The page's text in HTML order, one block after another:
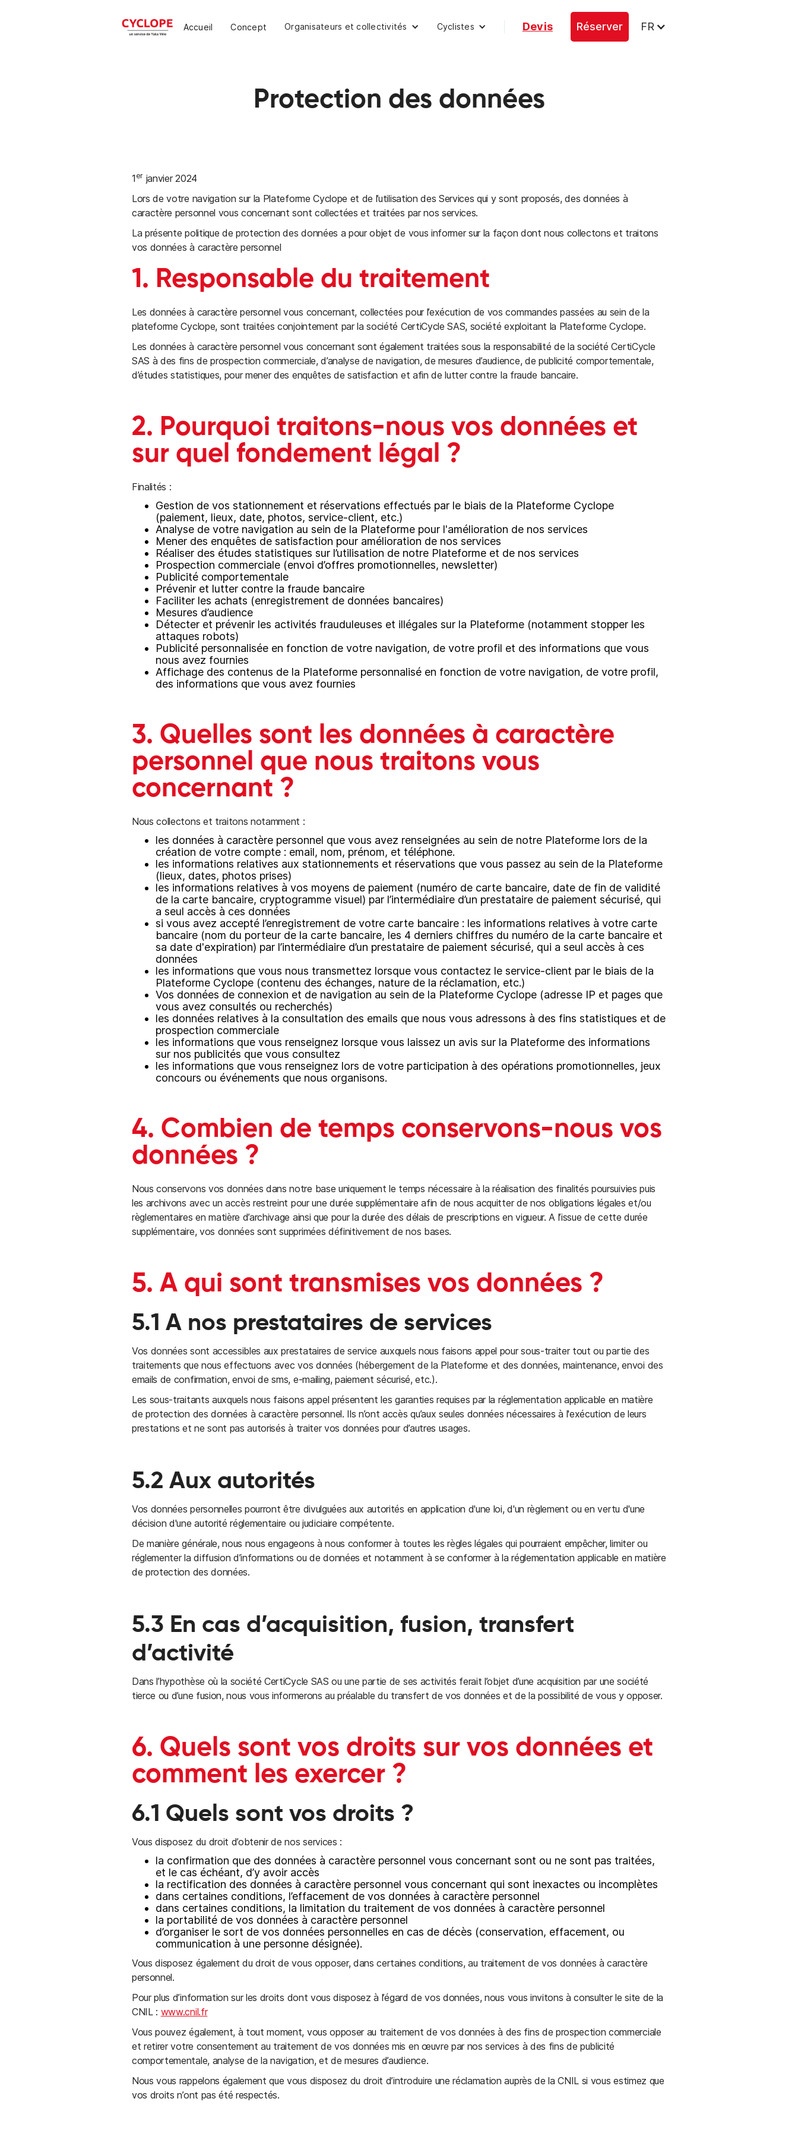
Accueil Concept Organisateurs et collectivités Cyclistes Devis Réserver FR
Protection des données
1 er janvier 2024
Lors de votre navigation sur la Plateforme Cyclope et de l’utilisation des Services qui y sont proposés, des données à
caractère personnel vous concernant sont collectées et traitées par nos services.
La présente politique de protection des données a pour objet de vous informer sur la façon dont nous collectons et traitons
vos données à caractère personnel
1. Responsable du traitement
Les données à caractère personnel vous concernant, collectées pour l’exécution de vos commandes passées au sein de la
plateforme Cyclope, sont traitées conjointement par la société CertiCycle SAS, société exploitant la Plateforme Cyclope.
Les données à caractère personnel vous concernant sont également traitées sous la responsabilité de la société CertiCycle
SAS à des fins de prospection commerciale, d’analyse de navigation, de mesures d’audience, de publicité comportementale,
d’études statistiques, pour mener des enquêtes de satisfaction et afin de lutter contre la fraude bancaire.
2. Pourquoi traitons-nous vos données et
sur quel fondement légal ?
Finalités :
Gestion de vos stationnement et réservations effectués par le biais de la Plateforme Cyclope
(paiement, lieux, date, photos, service-client, etc.)
Analyse de votre navigation au sein de la Plateforme pour l'amélioration de nos services
Mener des enquêtes de satisfaction pour amélioration de nos services
Réaliser des études statistiques sur l’utilisation de notre Plateforme et de nos services
Prospection commerciale (envoi d’offres promotionnelles, newsletter)
Publicité comportementale
Prévenir et lutter contre la fraude bancaire
Faciliter les achats (enregistrement de données bancaires)
Mesures d’audience
Détecter et prévenir les activités frauduleuses et illégales sur la Plateforme (notamment stopper les
attaques robots)
Publicité personnalisée en fonction de votre navigation, de votre profil et des informations que vous
nous avez fournies
Affichage des contenus de la Plateforme personnalisé en fonction de votre navigation, de votre profil,
des informations que vous avez fournies
3. Quelles sont les données à caractère
personnel que nous traitons vous
concernant ?
Nous collectons et traitons notamment :
les données à caractère personnel que vous avez renseignées au sein de notre Plateforme lors de la
création de votre compte : email, nom, prénom, et téléphone.
les informations relatives aux stationnements et réservations que vous passez au sein de la Plateforme
(lieux, dates, photos prises)
les informations relatives à vos moyens de paiement (numéro de carte bancaire, date de fin de validité
de la carte bancaire, cryptogramme visuel) par l’intermédiaire d’un prestataire de paiement sécurisé, qui
a seul accès à ces données
si vous avez accepté l’enregistrement de votre carte bancaire : les informations relatives à votre carte
bancaire (nom du porteur de la carte bancaire, les 4 derniers chiffres du numéro de la carte bancaire et
sa date d'expiration) par l’intermédiaire d’un prestataire de paiement sécurisé, qui a seul accès à ces
données
les informations que vous nous transmettez lorsque vous contactez le service-client par le biais de la
Plateforme Cyclope (contenu des échanges, nature de la réclamation, etc.)
Vos données de connexion et de navigation au sein de la Plateforme Cyclope (adresse IP et pages que
vous avez consultés ou recherchés)
les données relatives à la consultation des emails que nous vous adressons à des fins statistiques et de
prospection commerciale
les informations que vous renseignez lorsque vous laissez un avis sur la Plateforme des informations
sur nos publicités que vous consultez
les informations que vous renseignez lors de votre participation à des opérations promotionnelles, jeux
concours ou événements que nous organisons.
4. Combien de temps conservons-nous vos
données ?
Nous conservons vos données dans notre base uniquement le temps nécessaire à la réalisation des finalités poursuivies puis
les archivons avec un accès restreint pour une durée supplémentaire afin de nous acquitter de nos obligations légales et/ou
règlementaires en matière d’archivage ainsi que pour la durée des délais de prescriptions en vigueur. A l’issue de cette durée
supplémentaire, vos données sont supprimées définitivement de nos bases.
5. A qui sont transmises vos données ?
5.1 A nos prestataires de services
Vos données sont accessibles aux prestataires de service auxquels nous faisons appel pour sous-traiter tout ou partie des
traitements que nous effectuons avec vos données (hébergement de la Plateforme et des données, maintenance, envoi des
emails de confirmation, envoi de sms, e-mailing, paiement sécurisé, etc.).
Les sous-traitants auxquels nous faisons appel présentent les garanties requises par la réglementation applicable en matière
de protection des données à caractère personnel. Ils n’ont accès qu’aux seules données nécessaires à l'exécution de leurs
prestations et ne sont pas autorisés à traiter vos données pour d’autres usages.
5.2 Aux autorités
Vos données personnelles pourront être divulguées aux autorités en application d'une loi, d'un règlement ou en vertu d'une
décision d'une autorité réglementaire ou judiciaire compétente.
De manière générale, nous nous engageons à nous conformer à toutes les règles légales qui pourraient empêcher, limiter ou
réglementer la diffusion d’informations ou de données et notamment à se conformer à la réglementation applicable en matière
de protection des données.
5.3 En cas d’acquisition, fusion, transfert
d’activité
Dans l’hypothèse où la société CertiCycle SAS ou une partie de ses activités ferait l’objet d’une acquisition par une société
tierce ou d’une fusion, nous vous informerons au préalable du transfert de vos données et de la possibilité de vous y opposer.
6. Quels sont vos droits sur vos données et
comment les exercer ?
6.1 Quels sont vos droits ?
Vous disposez du droit d’obtenir de nos services :
la confirmation que des données à caractère personnel vous concernant sont ou ne sont pas traitées,
et le cas échéant, d’y avoir accès
la rectification des données à caractère personnel vous concernant qui sont inexactes ou incomplètes
dans certaines conditions, l’effacement de vos données à caractère personnel
dans certaines conditions, la limitation du traitement de vos données à caractère personnel
la portabilité de vos données à caractère personnel
d’organiser le sort de vos données personnelles en cas de décès (conservation, effacement, ou
communication à une personne désignée).
Vous disposez également du droit de vous opposer, dans certaines conditions, au traitement de vos données à caractère
personnel.
Pour plus d’information sur les droits dont vous disposez à l’égard de vos données, nous vous invitons à consulter le site de la
CNIL : www.cnil.fr
Vous pouvez également, à tout moment, vous opposer au traitement de vos données à des fins de prospection commerciale
et retirer votre consentement au traitement de vos données mis en œuvre par nos services à des fins de publicité
comportementale, analyse de la navigation, et de mesures d’audience.
Nous vous rappelons également que vous disposez du droit d’introduire une réclamation auprès de la CNIL si vous estimez que
vos droits n’ont pas été respectés.